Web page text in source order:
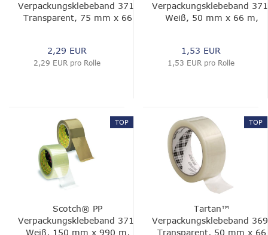
Verpackungsklebeband 371,
Transparent, 75 mm x 66
2,29 EUR
2,29 EUR pro Rolle
Verpackungsklebeband
Weiß, 50 mm x 66 m,
1,53 EUR
1,53 EUR pro Rolle
TOP
Scotch® PP
Verpackungsklebeband 371,
Weiß, 150 mm x 990 m,
TOP
Tartan™
Verpackungsklebeband
Transparent, 50 mm x 66